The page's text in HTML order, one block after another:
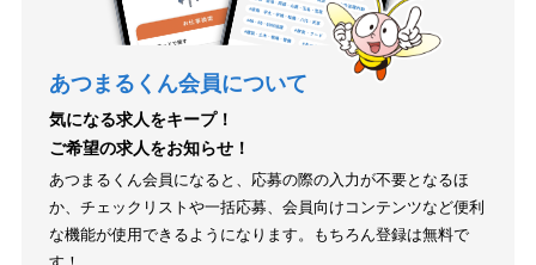
あつまるくん会員について
気になる求人をキープ！
ご希望の求人をお知らせ！
あつまるくん会員になると、応募の際の入力が不要となるほ
か、チェックリストや一括応募、会員向けコンテンツなど便利
な機能が使用できるようになります。もちろん登録は無料で